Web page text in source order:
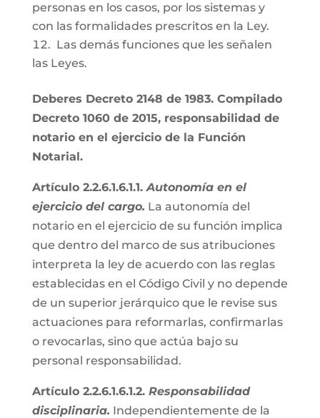
personas en los casos, por los sistemas y
con las formalidades prescritos en la Ley.
Las demás funciones que les señalen
las Leyes.
Deberes Decreto 2148 de 1983. Compilado
Decreto 1060 de 2015, responsabilidad de
notario en el ejercicio de la Función
Notarial.
Artículo 2.2.6.1.6.1.1.Autonomía en el
ejercicio del cargo. La autonomía del
notario en el ejercicio de su función implica
que dentro del marco de sus atribuciones
interpreta la ley de acuerdo con las reglas
establecidas en el Código Civil y no depende
de un superior jerárquico que le revise sus
actuaciones para reformarlas, confirmarlas
o revocarlas, sino que actúa bajo su
personal responsabilidad.
Artículo 2.2.6.1.6.1.2.Responsabilidad
disciplinaria. Independientemente de la